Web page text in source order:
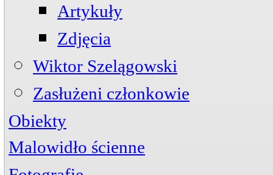
Artykuły
Zdjęcia
Wiktor Szelągowski
Zasłużeni członkowie
Obiekty
MogiłaCmentarz Komunalny
Malowidło ścienne